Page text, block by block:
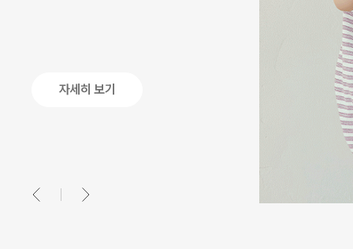
자세히 보기